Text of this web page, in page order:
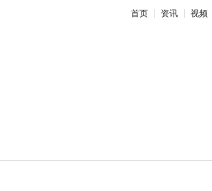
首页 资讯 视频